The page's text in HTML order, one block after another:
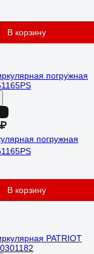
В корзину
погружная
В корзину